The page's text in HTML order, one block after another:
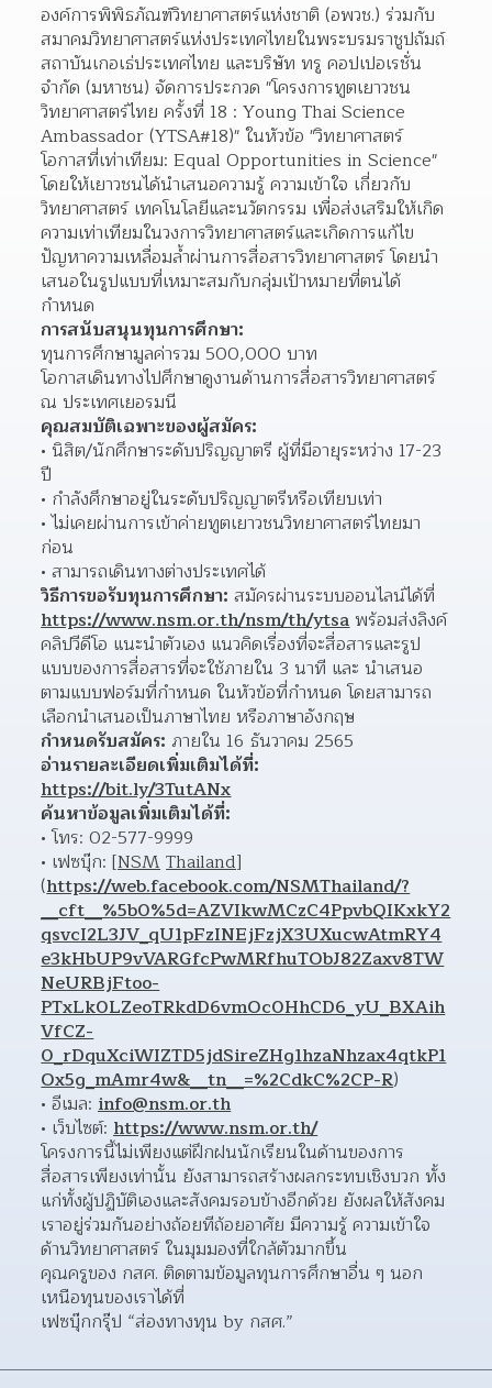
องค์การพิพิธภัณฑ์วิทยาศาสตร์แห่งชาติ (อพวช.) ร่วมกับ
สมาคมวิทยาศาสตร์แห่งประเทศไทยในพระบรมราชูปถัมถ์
สถาบันเกอเธ่ประเทศไทย และบริษัท ทรู คอปเปอเรชั่น
จำกัด (มหาชน) จัดการประกวด "โครงการทูตเยาวชน
วิทยาศาสตร์ไทย ครั้งที่ 18 : Young Thai Science
Ambassador (YTSA#18)" ในหัวข้อ "วิทยาศาสตร์
โอกาสที่เท่าเทียม: Equal Opportunities in Science"
โดยให้เยาวชนได้นำเสนอความรู้ ความเข้าใจ เกี่ยวกับ
วิทยาศาสตร์ เทคโนโลยีและนวัตกรรม เพื่อส่งเสริมให้เกิด
ความเท่าเทียมในวงการวิทยาศาสตร์และเกิดการแก้ไข
ปัญหาความเหลื่อมล้ำผ่านการสื่อสารวิทยาศาสตร์ โดยนำ
เสนอในรูปแบบที่เหมาะสมกับกลุ่มเป้าหมายที่ตนได้
กำหนด
การสนับสนุนทุนการศึกษา:
ทุนการศึกษามูลค่ารวม 500,000 บาท
โอกาสเดินทางไปศึกษาดูงานด้านการสื่อสารวิทยาศาสตร์
ณ ประเทศเยอรมนี
คุณสมบัติเฉพาะของผู้สมัคร:
นิสิต/นักศึกษาระดับปริญญาตรี ผู้ที่มีอายุระหว่าง 17-23
ปี
กำลังศึกษาอยู่ในระดับปริญญาตรีหรือเทียบเท่า
ไม่เคยผ่านการเข้าค่ายทูตเยาวชนวิทยาศาสตร์ไทยมา
ก่อน
สามารถเดินทางต่างประเทศได้
วิธีการขอรับทุนการศึกษา:
https://www.nsm.or.th/nsm/th/ytsa พร้อมส่งลิงค์
คลิปวีดีโอ แนะนำตัวเอง แนวคิดเรื่องที่จะสื่อสารและรูป
แบบของการสื่อสารที่จะใช้ภายใน 3 นาที และ นำเสนอ
ตามแบบฟอร์มที่กำหนด ในหัวข้อที่กำหนด โดยสามารถ
เลือกนำเสนอเป็นภาษาไทย หรือภาษาอังกฤษ
กำหนดรับสมัคร: ภายใน 16 ธันวาคม 2565
อ่านรายละเอียดเพิ่มเติมได้ที่:
https://bit.ly/3TutANx
ค้นหาข้อมูลเพิ่มเติมได้ที่:
โทร: 02-577-9999
เฟซบุ๊ก: [NSMThailand]
(https://web.facebook.com/NSMThailand/?
__cft__%5b0%5d=AZVIkwMCzC4PpvbQIKxkY2
qsvcI2L3JV_qU1pFzINEjFzjX3UXucwAtmRY4
e3kHbUP9vVARGfcPwMRfhuTObJ82Zaxv8TW
NeURBjFtoo-
PTxLk0LZeoTRkdD6vmOc0HhCD6_yU_BXAih
VfCZ-
0_rDquXciWIZTD5jdSireZHg1hzaNhzax4qtkP1
Ox5g_mAmr4w&__tn__=%2CdkC%2CP-R)
อีเมล: info@nsm.or.th
เว็บไซต์: https://www.nsm.or.th/
โครงการนี้ไม่เพียงแต่ฝึกฝนนักเรียนในด้านของการ
สื่อสารเพียงเท่านั้น ยังสามารถสร้างผลกระทบเชิงบวก ทั้ง
แก่ทั้งผู้ปฏิบัติเองและสังคมรอบข้างอีกด้วย ยังผลให้สังคม
เราอยู่ร่วมกันอย่างถ้อยทีถ้อยอาศัย มีความรู้ ความเข้าใจ
ด้านวิทยาศาสตร์ ในมุมมองที่ใกล้ตัวมากขึ้น
คุณครูของ กสศ. ติดตามข้อมูลทุนการศึกษาอื่น ๆ นอก
เหนือทุนของเราได้ที่
เฟซบุ๊กกรุ๊ป “ส่องทางทุน by กสศ.”